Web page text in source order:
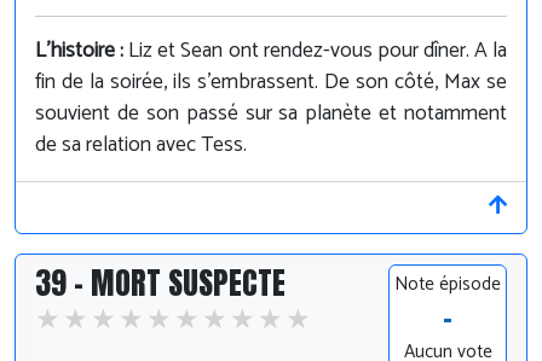
L'histoire :Liz et Sean ont rendez-vous pour dîner. A la
fin de la soirée, ils s'embrassent. De son côté, Max se
souvient de son passé sur sa planète et notamment
de sa relation avec Tess.
39 - MORT SUSPECTE Note épisode
-
Aucun vote